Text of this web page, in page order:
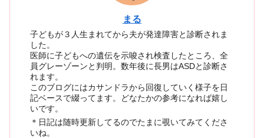
まる
子どもが３人生まれてから夫が発達障害と診断されま
した。
医師に子どもへの遺伝を示唆され検査したところ、全
員グレーゾーンと判明。数年後に長男はASDと診断さ
れます。
このブログにはカサンドラから回復していく様子を日
記ベースで綴ってます。どなたかの参考になれば嬉し
いです。
＊日記は随時更新してるのでたまに覗いてみてくださ
いね。